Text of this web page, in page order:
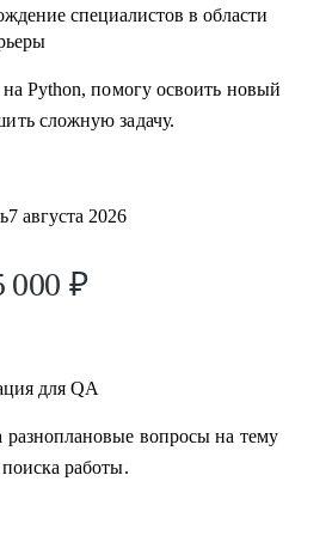
специалистов в области
Python, помогу освоить новый
сложную задачу.
7 августа 2026
000 ₽
для QA
разноплановые вопросы на тему
работы.